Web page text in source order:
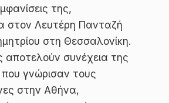
της,
στον Λευτέρη Πανταζή
στη Θεσσαλονίκη.
αποτελούν συνέχεια της
γνώρισαν τους
στην Αθήνα,